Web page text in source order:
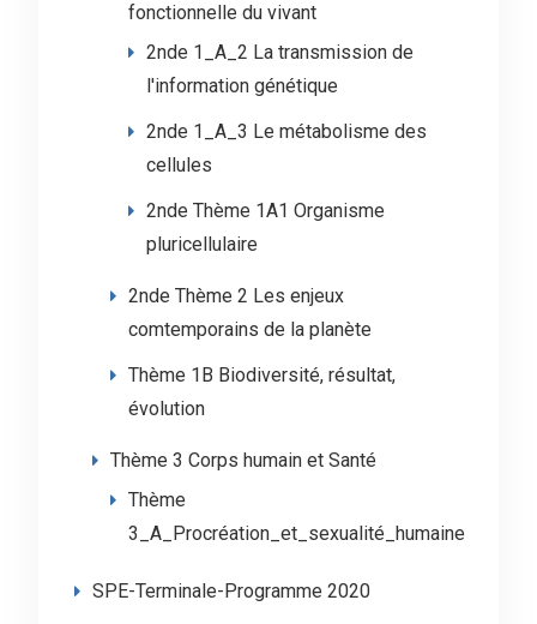
fonctionnelle du vivant
2nde 1_A_2 La transmission de
l'information génétique
2nde 1_A_3 Le métabolisme des
cellules
2nde Thème 1A1 Organisme
pluricellulaire
2nde Thème 2 Les enjeux
comtemporains de la planète
Thème 1B Biodiversité, résultat,
évolution
Thème 3 Corps humain et Santé
Thème
3_A_Procréation_et_sexualité_humaine
SPE-Terminale-Programme 2020